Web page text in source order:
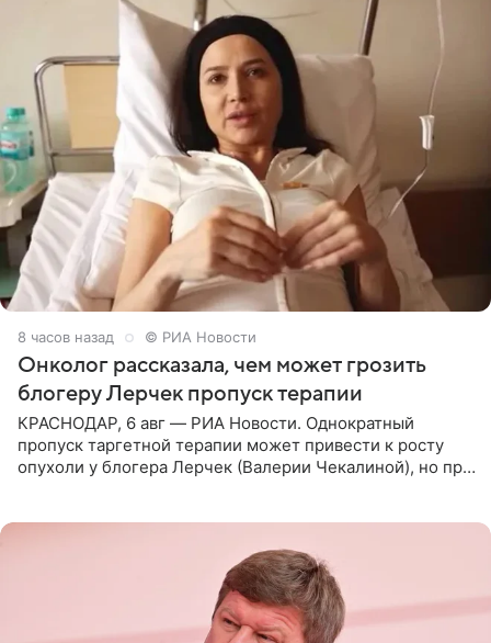
8 часов назад © РИА Новости
Онколог рассказала, чем может грозить
блогеру Лерчек пропуск терапии
КРАСНОДАР, 6 авг — РИА Новости. Однократный
пропуск таргетной терапии может привести к росту
опухоли у блогера Лерчек (Валерии Чекалиной), но при